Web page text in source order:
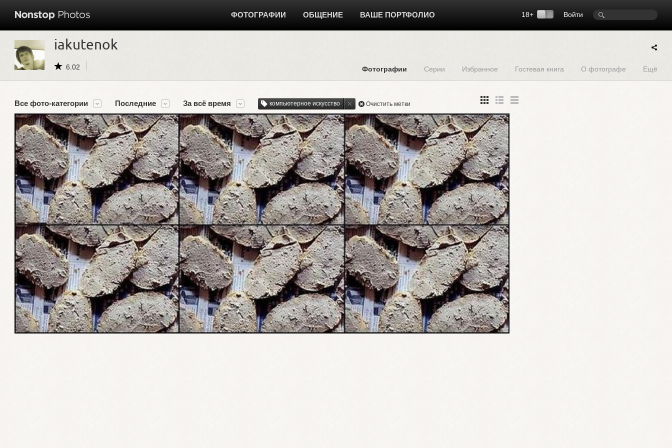
Войти
18+
ФОТОГРАФИИ ОБЩЕНИЕ ВАШЕ ПОРТФОЛИО
iakutenok
6.02 Фотографии Серии Избранное Гостевая книга О фотографе Ещё
Все фото-категории Последние За всё время компьютерное искусство Очистить метки